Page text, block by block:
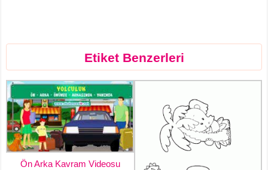
Etiket Benzerleri
Ön Arka Kavram Videosu